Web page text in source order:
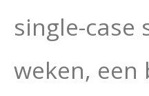
single-case
weken, een